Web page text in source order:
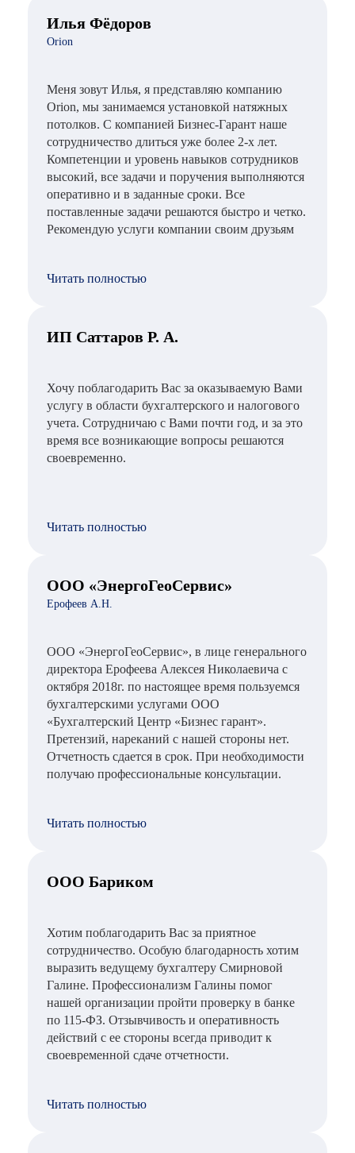
Илья Фёдоров
Orion
Меня зовут Илья, я представляю компанию
Orion, мы занимаемся установкой натяжных
потолков. С компанией Бизнес-Гарант наше
сотрудничество длиться уже более 2-х лет.
Компетенции и уровень навыков сотрудников
высокий, все задачи и поручения выполняются
оперативно и в заданные сроки. Все
поставленные задачи решаются быстро и четко.
Рекомендую услуги компании своим друзьям
Читать полностью
ИП Саттаров Р. А.
Хочу поблагодарить Вас за оказываемую Вами
услугу в области бухгалтерского и налогового
учета. Сотрудничаю с Вами почти год, и за это
время все возникающие вопросы решаются
своевременно.
Читать полностью
ООО «ЭнергоГеоСервис»
Ерофеев А.Н.
ООО «ЭнергоГеоСервис», в лице генерального
директора Ерофеева Алексея Николаевича с
октября 2018г. по настоящее время пользуемся
бухгалтерскими услугами ООО
«Бухгалтерский Центр «Бизнес гарант».
Претензий, нареканий с нашей стороны нет.
Отчетность сдается в срок. При необходимости
получаю профессиональные консультации.
Читать полностью
ООО Бариком
Хотим поблагодарить Вас за приятное
сотрудничество. Особую благодарность хотим
выразить ведущему бухгалтеру Смирновой
Галине. Профессионализм Галины помог
нашей организации пройти проверку в банке
по 115-ФЗ. Отзывчивость и оперативность
действий с ее стороны всегда приводит к
своевременной сдаче отчетности.
Читать полностью